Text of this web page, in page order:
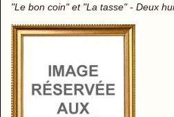
"Le bon coin" et "La tasse" - Deux